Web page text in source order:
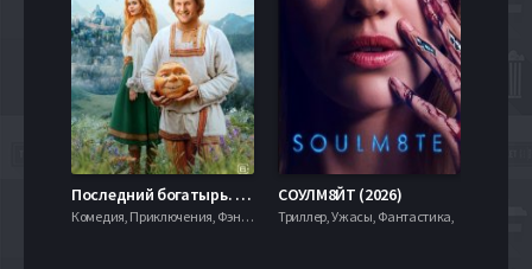
Последний богатырь. Колобок (2026)
Комедия, Приключения, Фэнтези,
СОУЛМ8ЙТ (2026)
Триллер, Ужасы, Фантастика,